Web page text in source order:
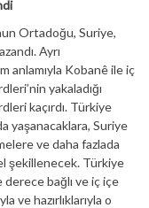
Ortadoğu, Suriye,
Ayrı
anlamıyla Kobanê ile iç
yakaladığı
kaçırdı. Türkiye
yaşanacaklara, Suriye
ve daha fazlada
şekillenecek. Türkiye
bağlı ve iç içe
ve hazırlıklarıyla o